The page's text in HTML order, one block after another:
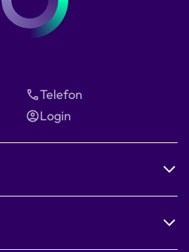
Telefon
Login